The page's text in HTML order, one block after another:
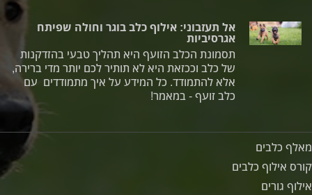
אל תעזבוני: אילוף כלב בוגר וחולה שפיתח
אגרסיביות
תסמונת הכלב הזועף היא תהליך טבעי בהזדקנות
של כלב וככזאת היא לא תותיר לכם יותר מדי ברירה,
אלא להתמודד. כל המידע על איך מתמודדים עם
כלב זועף - במאמר!
מאלף כלבים
קורס אילוף כלבים
אילוף גורים